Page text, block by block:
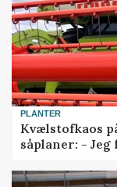
PLANTER
Kvælstofkaos
såplaner: -